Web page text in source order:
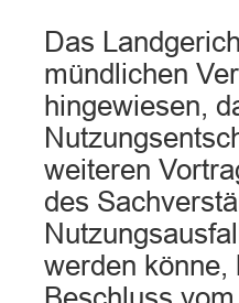
Das
mündlichen
hingewiesen,
weiteren
des
werden könne,